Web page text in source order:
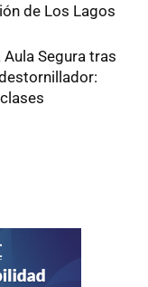
de Los Lagos
Segura tras